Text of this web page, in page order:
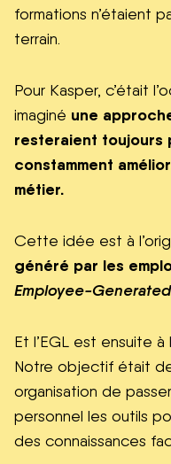
formations n’étaient
terrain.
Pour Kasper, c’était
imaginé une
resteraient toujours
constamment
métier.
Cette idée est à
généré par les
Employee-
Et l’EGL est ensuite à
Notre objectif était
organisation de
personnel les outils
des connaissances